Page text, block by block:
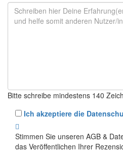
Bitte schreibe mindestens 140
Ich akzeptiere die
Stimmen Sie unseren AGB &
das Veröffentlichen Ihrer